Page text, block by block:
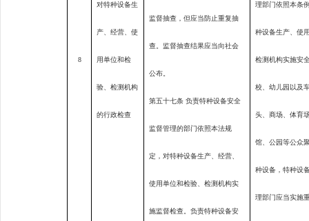
8
对特种设备生
产、经营、使
用单位和检
验、检测机构
的行政检查
监督抽查，但应当防止重复抽
查。监督抽查结果应当向社会
公布。
第五十七条 负责特种设备安全
监督管理的部门依照本法规
定，对特种设备生产、经营、
使用单位和检验、检测机构实
施监督检查。负责特种设备安
理部门依照本条
种设备生产、使
检测机构实施安
校、幼儿园以及
头、商场、体育
馆、公园等公众
种设备，特种设
理部门应当实施